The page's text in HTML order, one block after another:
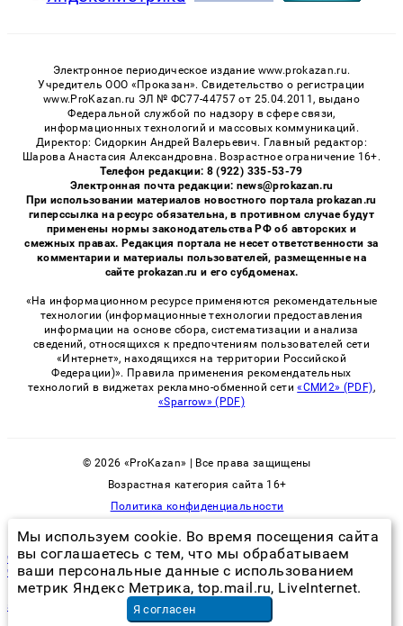
Электронное периодическое издание www.prokazan.ru.
Учредитель ООО «Проказан». Cвидетельство о регистрации
www.ProKazan.ru ЭЛ № ФС77-44757 от 25.04.2011, выдано
Федеральной службой по надзору в сфере связи,
информационных технологий и массовых коммуникаций.
Директор: Сидоркин Андрей Валерьевич. Главный редактор:
Шарова Анастасия Александровна. Возрастное ограничение 16+.
Телефон редакции: 8 (922) 335-53-79
Электронная почта редакции: news@prokazan.ru
При использовании материалов новостного портала prokazan.ru
гиперссылка на ресурс обязательна, в противном случае будут
применены нормы законодательства РФ об авторских и
смежных правах. Редакция портала не несет ответственности за
комментарии и материалы пользователей, размещенные на
сайте prokazan.ru и его субдоменах.
«На информационном ресурсе применяются рекомендательные
технологии (информационные технологии предоставления
информации на основе сбора, систематизации и анализа
сведений, относящихся к предпочтениям пользователей сети
«Интернет», находящихся на территории Российской
Федерации)». Правила применения рекомендательных
технологий в виджетах рекламно-обменной сети«СМИ2» (PDF),
«Sparrow» (PDF)
© 2026 «ProKazan» | Все права защищены
Возрастная категория сайта 16+
Политика конфиденциальности
что делать если разбился градусник с ртутью дома на пол в
частном доме
аниматор для детей 10 летв Новосибирске
Мы используем cookie. Во время посещения сайта
вы соглашаетесь с тем, что мы обрабатываем
ваши персональные данные с использованием
метрик Яндекс Метрика, top.mail.ru, LiveInternet.
Я согласен